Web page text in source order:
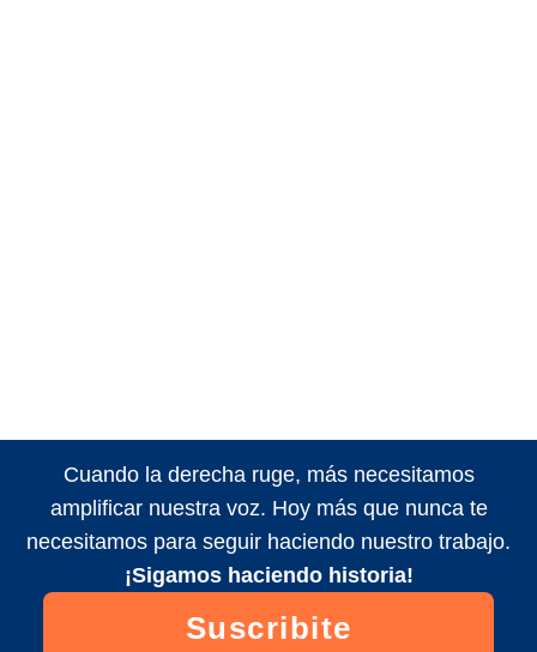
Cuando la derecha ruge, más necesitamos
amplificar nuestra voz. Hoy más que nunca te
necesitamos para seguir haciendo nuestro trabajo.
¡Sigamos haciendo historia!
Suscribite